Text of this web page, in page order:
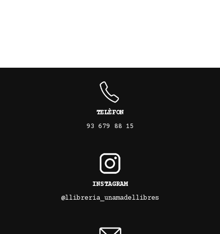
TELÈFON
93 679 88 15
INSTAGRAM
@llibreria_unamadellibres